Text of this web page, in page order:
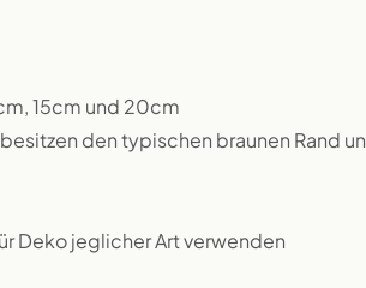
15cm und 20cm
den typischen braunen Rand
Deko jeglicher Art verwenden